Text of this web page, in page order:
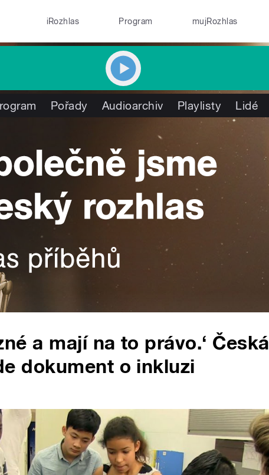
iRozhlas Program mujRozhlas
Pořady Audioarchiv Playlisty Lidé
a mají na to právo.‘ Česká
dokument o inkluzi